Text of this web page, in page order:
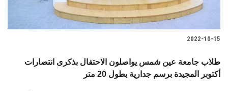
2022-10-15
طلاب جامعة عين شمس يواصلون الاحتفال بذكرى انتصارات
أكتوبر المجيدة برسم جدارية بطول 20 متر